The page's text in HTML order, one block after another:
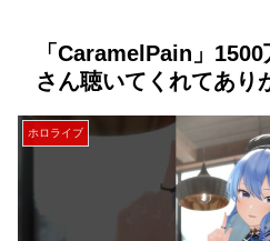
「CaramelPain」
さん聴いてくれてあり
ホロライブ